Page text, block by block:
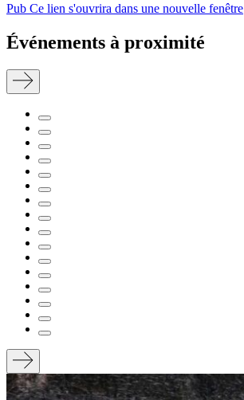
Pub Ce lien s'ouvrira dans une nouvelle fenêtre
Événements à proximité